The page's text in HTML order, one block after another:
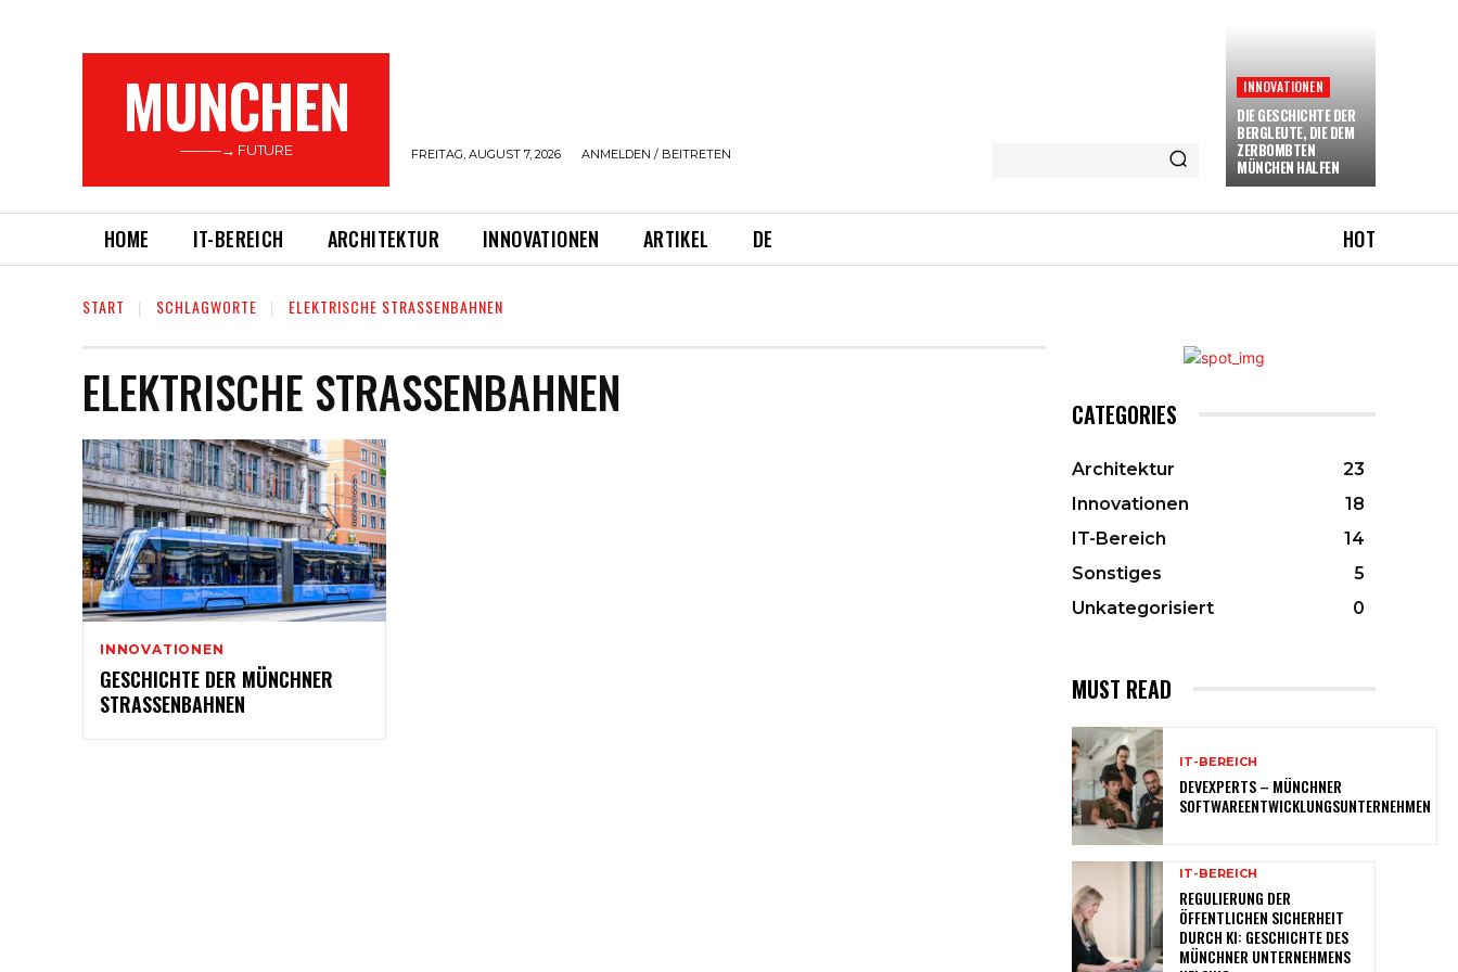
MUNCHEN
———→ FUTURE FREITAG, AUGUST 7, 2026 ANMELDEN / BEITRETEN
INNOVATIONEN
DIE GESCHICHTE DER
BERGLEUTE, DIE DEM
ZERBOMBTEN
MÜNCHEN HALFEN
HOME IT-BEREICH ARCHITEKTUR INNOVATIONEN ARTIKEL DE HOT
START SCHLAGWORTE ELEKTRISCHE STRASSENBAHNEN
ELEKTRISCHE STRASSENBAHNEN
INNOVATIONEN
GESCHICHTE DER MÜNCHNER
STRASSENBAHNEN
CATEGORIES
Architektur
23
Innovationen
18
IT-Bereich
14
Sonstiges
5
Unkategorisiert
0
MUST READ
IT-BEREICH
DEVEXPERTS – MÜNCHNER
SOFTWAREENTWICKLUNGSUNTERNEHMEN
IT-BEREICH
REGULIERUNG DER
ÖFFENTLICHEN SICHERHEIT
DURCH KI: GESCHICHTE DES
MÜNCHNER UNTERNEHMENS